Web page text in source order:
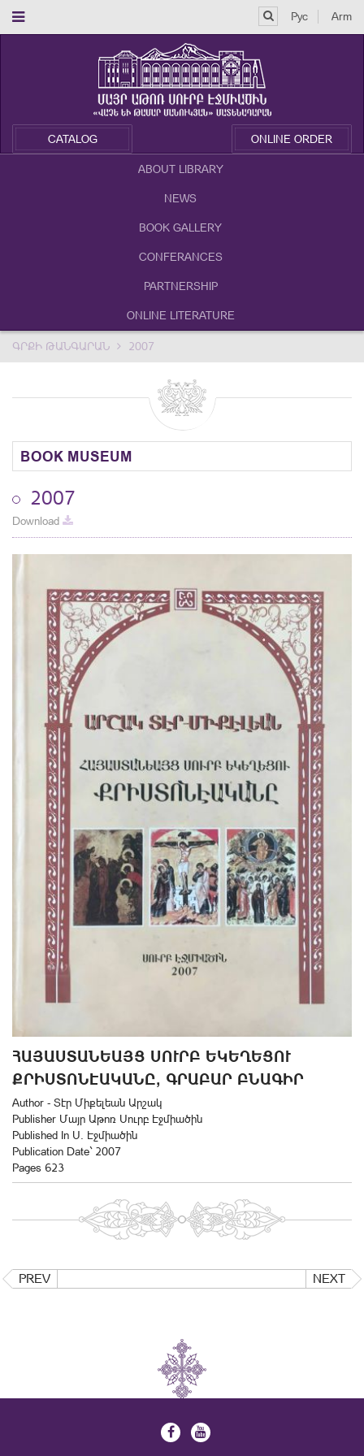
Рус Arm
CATALOG ONLINE ORDER
ABOUT LIBRARY
NEWS
BOOK GALLERY
CONFERANCES
PARTNERSHIP
ONLINE LITERATURE
ԳՐՔԻ ԹԱՆԳԱՐԱՆ 2007
BOOK MUSEUM
2007
Download
ՀԱՅԱՍՏԱՆԵԱՅՑ ՍՈՒՐԲ ԵԿԵՂԵՑՈՒ
ՔՐԻՍՏՈՆԷԱԿԱՆԸ, ԳՐԱ­ԲԱՐ ԲՆԱ­ԳԻՐ
Author - Տէր Միքելեան Արշակ
Publisher Մայր Աթոռ Սուրբ Էջմիածին
Published In Ս. Էջմիածին
Publication Date` 2007
Pages 623
PREV NEXT